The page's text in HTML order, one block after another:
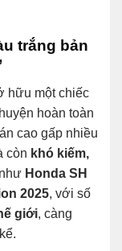
trắng bản
hữu một chiếc
hoàn toàn
cao gấp nhiều
còn khó kiếm,
Honda SH
2025, với số
giới, càng